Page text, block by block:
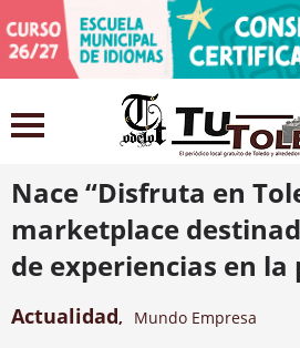
12 julio 2021
Nace “Disfruta en
marketplace
de experiencias en la
Actualidad, Mundo Empresa